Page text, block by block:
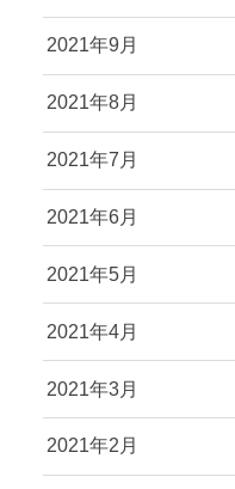
2021年9月
2021年8月
2021年7月
2021年6月
2021年5月
2021年4月
2021年3月
2021年2月